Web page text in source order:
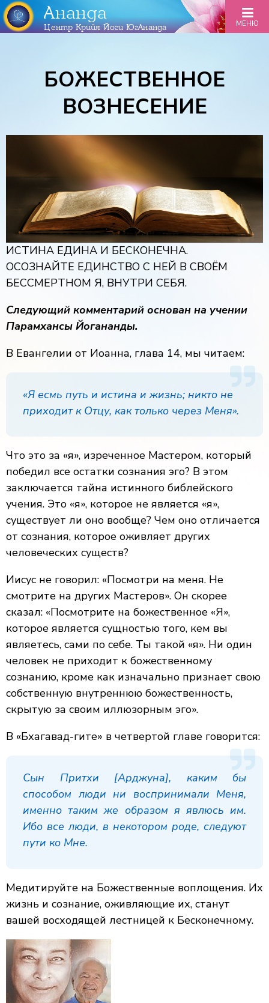
Ананда
Центр Крийя Йоги ЮгАнанда МЕНЮ
БОЖЕСТВЕННОЕ
ВОЗНЕСЕНИЕ
ИСТИНА ЕДИНА И БЕСКОНЕЧНА.
ОСОЗНАЙТЕ ЕДИНСТВО С НЕЙ В СВОЁМ
БЕССМЕРТНОМ Я, ВНУТРИ СЕБЯ.
Следующий комментарий основан на учении
Парамхансы Йогананды.
В Евангелии от Иоанна, глава 14, мы читаем:
«Я есмь путь и истина и жизнь; никто не
приходит к Отцу, как только через Меня».
Что это за «я», изреченное Мастером, который
победил все остатки сознания эго? В этом
заключается тайна истинного библейского
учения. Это «я», которое не является «я»,
существует ли оно вообще? Чем оно отличается
от сознания, которое оживляет других
человеческих существ?
Иисус не говорил: «Посмотри на меня. Не
смотрите на других Мастеров». Он скорее
сказал: «Посмотрите на божественное «Я»,
которое является сущностью того, кем вы
являетесь, сами по себе. Ты такой «я». Ни один
человек не приходит к божественному
сознанию, кроме как изначально признает свою
собственную внутреннюю божественность,
скрытую за своим иллюзорным эго».
В «Бхагавад-гите» в четвертой главе говорится:
Сын Притхи [Арджуна], каким бы
способом люди ни воспринимали Меня,
именно таким же образом я явлюсь им.
Ибо все люди, в некотором роде, следуют
пути ко Мне.
Медитируйте на Божественные воплощения. Их
жизнь и сознание, оживляющие их, станут
вашей восходящей лестницей к Бесконечному.